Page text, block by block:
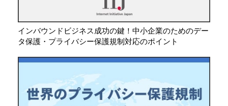
インバウンドビジネス成功の鍵！中小企業のためのデー
タ保護・プライバシー保護規制対応のポイント